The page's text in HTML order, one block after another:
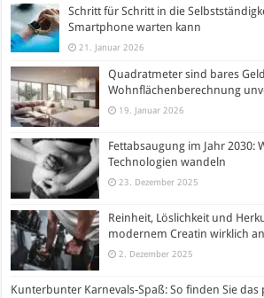
Schritt für Schritt in die
Smartphone warten kann
21. Januar 2026
Quadratmeter sind bares
Wohnflächenberechnung
19. Januar 2026
Fettabsaugung im Jahr 2030:
Technologien wandeln
23. Dezember 2025
Reinheit, Löslichkeit und
modernem Creatin wirklich
2. Dezember 2025
Kunterbunter Karnevals-Spaß: So finden Sie